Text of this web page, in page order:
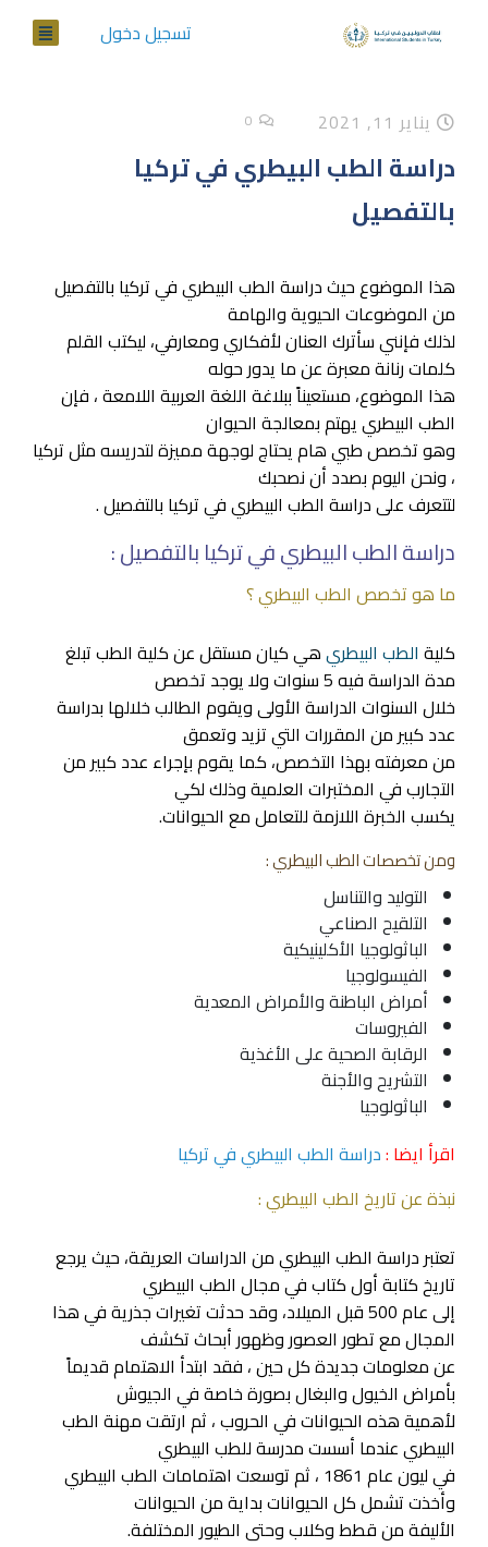
تسجيل دخول
يناير 11, 2021 0
دراسة الطب البيطري في تركيا
بالتفصيل
هذا الموضوع حيث دراسة الطب البيطري في تركيا بالتفصيل
من الموضوعات الحيوية والهامة
لذلك فإنني سأترك العنان لأفكاري ومعارفي، ليكتب القلم
كلمات رنانة معبرة عن ما يدور حوله
هذا الموضوع، مستعيناً ببلاغة اللغة العربية اللامعة ، فإن
الطب البيطري يهتم بمعالجة الحيوان
وهو تخصص طبي هام يحتاج لوجهة مميزة لتدريسه مثل تركيا
، ونحن اليوم بصدد أن نصحبك
لتتعرف على دراسة الطب البيطري في تركيا بالتفصيل .
دراسة الطب البيطري في تركيا بالتفصيل :
ما هو تخصص الطب البيطري ؟
كلية الطب البيطريهي كيان مستقل عن كلية الطب تبلغ
مدة الدراسة فيه 5 سنوات ولا يوجد تخصص
خلال السنوات الدراسة الأولى ويقوم الطالب خلالها بدراسة
عدد كبير من المقررات التي تزيد وتعمق
من معرفته بهذا التخصص، كما يقوم بإجراء عدد كبير من
التجارب في المختبرات العلمية وذلك لكي
يكسب الخبرة اللازمة للتعامل مع الحيوانات.
ومن تخصصات الطب البيطري :
التوليد والتناسل
التلقيح الصناعي
الباثولوجيا الأكلينيكية
الفيسولوجيا
أمراض الباطنة والأمراض المعدية
الفيروسات
الرقابة الصحية على الأغذية
التشريح والأجنة
الباثولوجيا
اقرأ ايضا :دراسة الطب البيطري في تركيا
نبذة عن تاريخ الطب البيطري :
تعتبر دراسة الطب البيطري من الدراسات العريقة، حيث يرجع
تاريخ كتابة أول كتاب في مجال الطب البيطري
إلى عام 500 قبل الميلاد، وقد حدثت تغيرات جذرية في هذا
المجال مع تطور العصور وظهور أبحاث تكشف
عن معلومات جديدة كل حين ، فقد ابتدأ الاهتمام قديماً
بأمراض الخيول والبغال بصورة خاصة في الجيوش
لأهمية هذه الحيوانات في الحروب ، ثم ارتقت مهنة الطب
البيطري عندما أسست مدرسة للطب البيطري
في ليون عام 1861 ، ثم توسعت اهتمامات الطب البيطري
وأخذت تشمل كل الحيوانات بداية من الحيوانات
الأليفة من قطط وكلاب وحتى الطيور المختلفة.